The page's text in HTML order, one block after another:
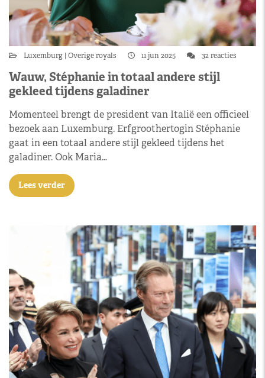
Luxemburg Overige royals 11 jun 2025 32 reacties
Wauw, Stéphanie in totaal andere stijl
gekleed tijdens galadiner
Momenteel brengt de president van Italië een officieel
bezoek aan Luxemburg. Erfgroothertogin Stéphanie
gaat in een totaal andere stijl gekleed tijdens het
galadiner. Ook Maria…
Lees verder